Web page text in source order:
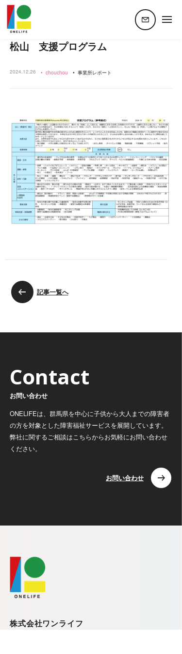
児童発達支援事業所chouchou埼玉東
松山 支援プログラム
2024.12.26 chouchou 事業所レポート
記事一覧へ
Contact
お問い合わせ
ONELIFEは、群馬県を中心に子供から大人までの障害者
の方を対象とした障害福祉サービスを展開しています。
弊社に関するご相談はこちらからお気軽にお問い合わせ
ください。
お問い合わせ
株式会社ワンライフ